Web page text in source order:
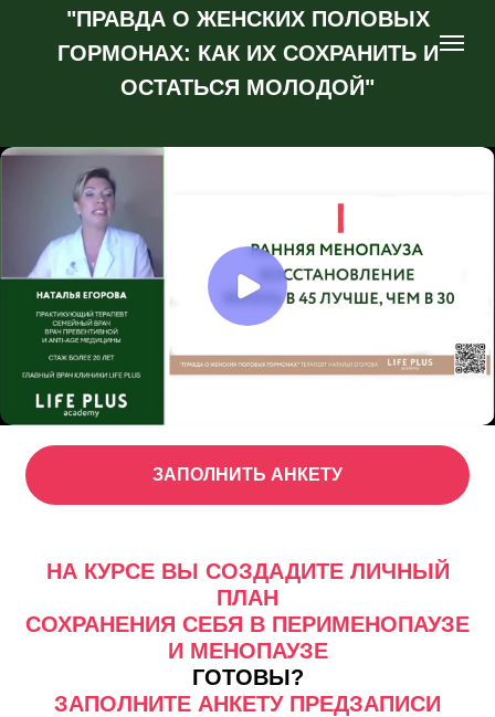
"ПРАВДА О ЖЕНСКИХ ПОЛОВЫХ
ГОРМОНАХ: КАК ИХ СОХРАНИТЬ И
ОСТАТЬСЯ МОЛОДОЙ"
ЗАПОЛНИТЬ АНКЕТУ
НА КУРСЕ ВЫ СОЗДАДИТЕ ЛИЧНЫЙ
ПЛАН
СОХРАНЕНИЯ СЕБЯ В ПЕРИМЕНОПАУЗЕ
И МЕНОПАУЗЕ
ГОТОВЫ?
ЗАПОЛНИТЕ АНКЕТУ ПРЕДЗАПИСИ